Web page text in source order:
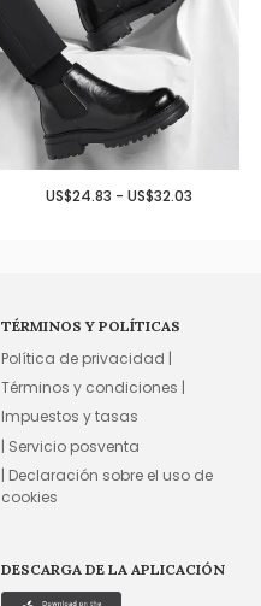
US$24.83 - US$32.03
TÉRMINOS Y POLÍTICAS
Política de privacidad |
Términos y condiciones |
Impuestos y tasas
| Servicio posventa
| Declaración sobre el uso de
cookies
DESCARGA DE LA APLICACIÓN